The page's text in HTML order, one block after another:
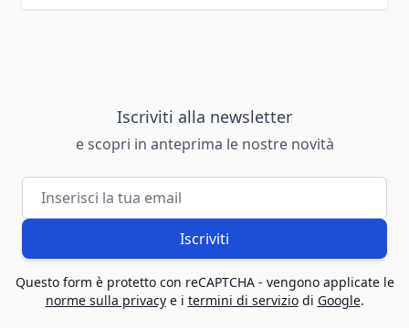
Iscriviti alla newsletter
e scopri in anteprima le nostre novità
Indirizzo email
Iscriviti
Questo form è protetto con reCAPTCHA - vengono applicate le
norme sulla privacye i termini di serviziodi Google.